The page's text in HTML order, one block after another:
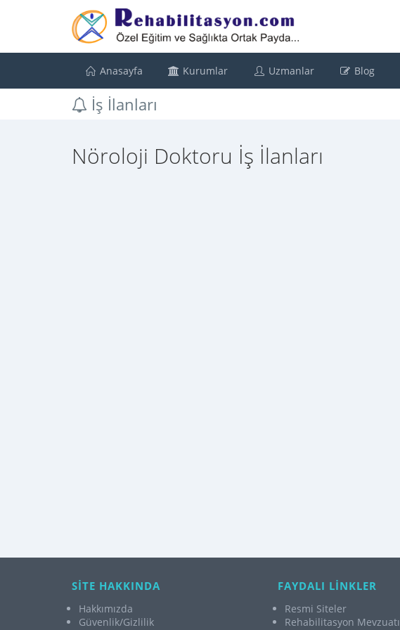
Anasayfa Kurumlar Uzmanlar Blog
İş İlanları
Nöroloji Doktoru İş İlanları
SİTE HAKKINDA
Hakkımızda
Güvenlik/Gizlilik
FAYDALI LİNKLER
Resmi Siteler
Rehabilitasyon Mevzuatı